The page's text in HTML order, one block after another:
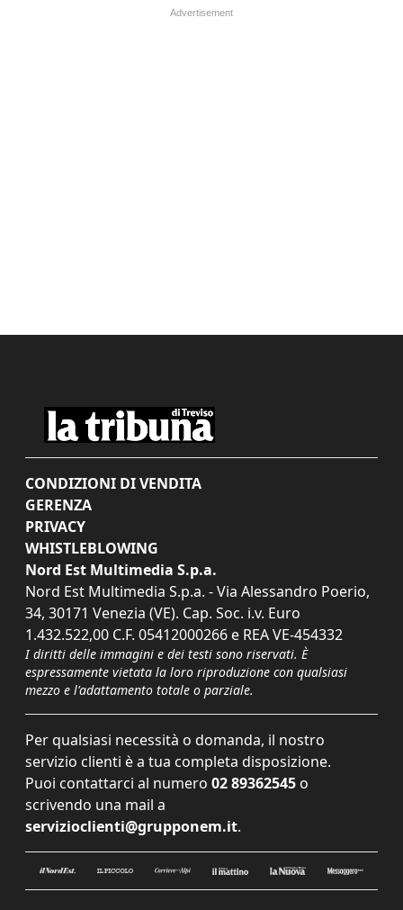
CONDIZIONI DI VENDITA
GERENZA
PRIVACY
WHISTLEBLOWING
Nord Est Multimedia S.p.a.
Nord Est Multimedia S.p.a. - Via Alessandro Poerio,
34, 30171 Venezia (VE). Cap. Soc. i.v. Euro
1.432.522,00 C.F. 05412000266 e REA VE-454332
I diritti delle immagini e dei testi sono riservati. È
espressamente vietata la loro riproduzione con qualsiasi
mezzo e l'adattamento totale o parziale.
Per qualsiasi necessità o domanda, il nostro
servizio clienti è a tua completa disposizione.
Puoi contattarci al numero 02 89362545 o
scrivendo una mail a
servizioclienti@grupponem.it.